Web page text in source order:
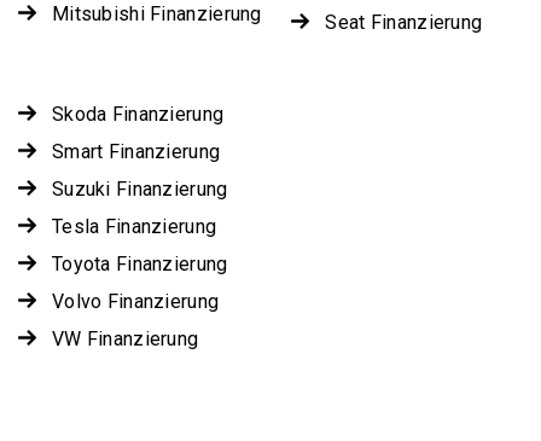
Mitsubishi Finanzierung
Seat Finanzierung
Skoda Finanzierung
Smart Finanzierung
Suzuki Finanzierung
Tesla Finanzierung
Toyota Finanzierung
Volvo Finanzierung
VW Finanzierung